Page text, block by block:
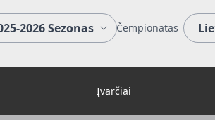
Čempionatas
Įvarčiai